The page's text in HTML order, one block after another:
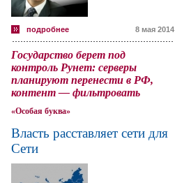
подробнее 8 мая 2014
Государство берет под
контроль Рунет: серверы
планируют перенести в РФ,
контент — фильтровать
«Особая буква»
Власть расставляет сети для
Сети